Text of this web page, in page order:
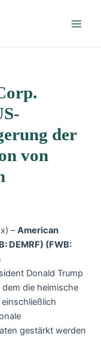
der
von
–American
DEMRF) (FWB:
Donald Trump
die heimische
gestärkt werden